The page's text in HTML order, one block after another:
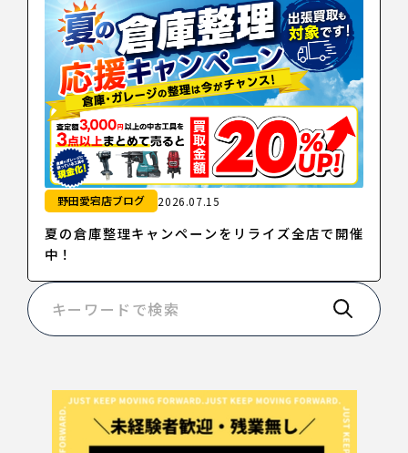
野田愛宕店ブログ 2026.07.15
夏の倉庫整理キャンペーンをリライズ全店で開催
中！